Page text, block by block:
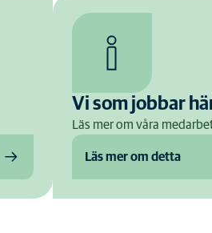
Vi som jobbar
Läs mer om våra
Läs mer om detta